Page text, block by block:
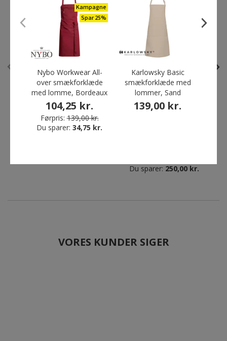
Toni Lee Snap kokkejakke,
Hvid
Karlowsky Basic
Du sparer: 250,00 kr.
Kampagne
Spar 25%
Nybo Workwear All-
over smækforklæde
med lomme, Bordeaux
104,25 kr.
Førpris: 139,00 kr.
Du sparer: 34,75 kr.
Karlowsky Basic
smækforklæde med
lommer, Sand
139,00 kr.
VORES KUNDER SIGER